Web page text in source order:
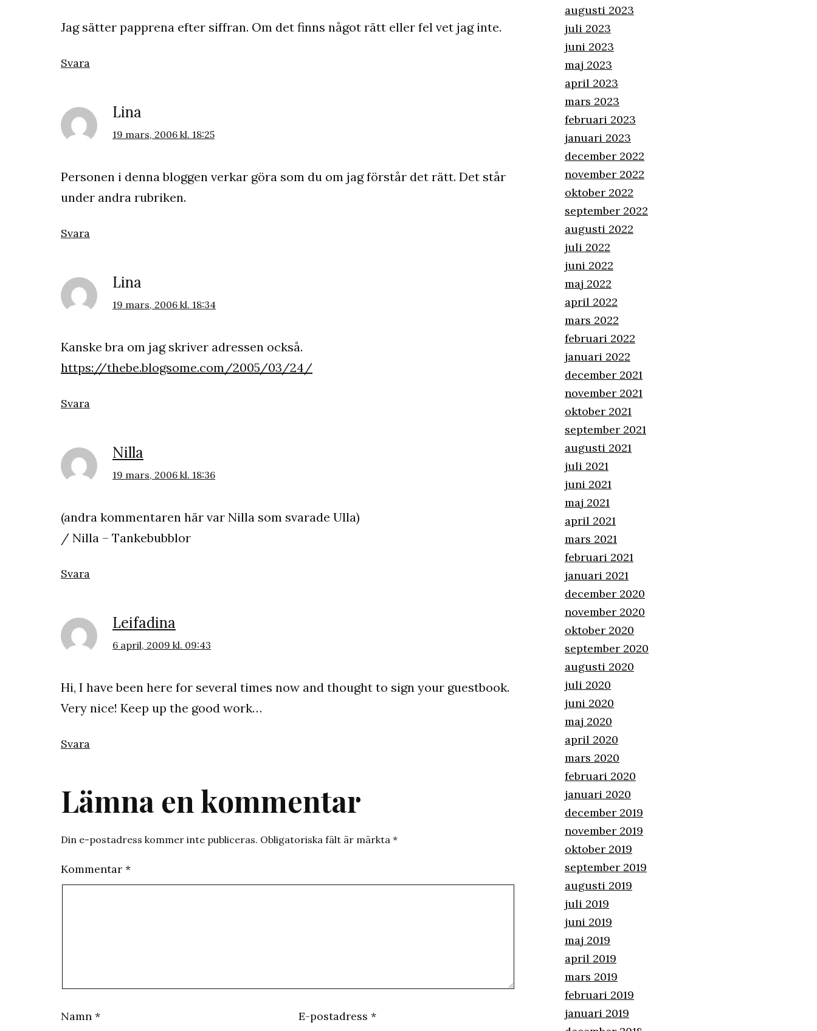
Jag sätter papprena efter siffran. Om det finns något rätt eller fel vet jag inte.
Svara
Lina
19 mars, 2006 kl. 18:25
Personen i denna bloggen verkar göra som du om jag förstår det rätt. Det står
under andra rubriken.
Svara
Lina
19 mars, 2006 kl. 18:34
Kanske bra om jag skriver adressen också.
https://thebe.blogsome.com/2005/03/24/
Svara
Nilla
19 mars, 2006 kl. 18:36
(andra kommentaren här var Nilla som svarade Ulla)
/ Nilla – Tankebubblor
Svara
Leifadina
6 april, 2009 kl. 09:43
Hi, I have been here for several times now and thought to sign your guestbook.
Very nice! Keep up the good work…
Svara
Lämna en kommentar
Din e-postadress kommer inte publiceras. Obligatoriska fält är märkta *
Kommentar *
Namn * E-postadress *
augusti 2023
juli 2023
juni 2023
maj 2023
april 2023
mars 2023
februari 2023
januari 2023
december 2022
november 2022
oktober 2022
september 2022
augusti 2022
juli 2022
juni 2022
maj 2022
april 2022
mars 2022
februari 2022
januari 2022
december 2021
november 2021
oktober 2021
september 2021
augusti 2021
juli 2021
juni 2021
maj 2021
april 2021
mars 2021
februari 2021
januari 2021
december 2020
november 2020
oktober 2020
september 2020
augusti 2020
juli 2020
juni 2020
maj 2020
april 2020
mars 2020
februari 2020
januari 2020
december 2019
november 2019
oktober 2019
september 2019
augusti 2019
juli 2019
juni 2019
maj 2019
april 2019
mars 2019
februari 2019
januari 2019